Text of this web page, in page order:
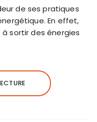
de ses pratiques
En effet,
sortir des énergies